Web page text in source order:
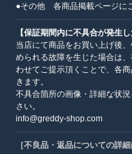
●その他 各商品掲載ページに
【保証期間内に不具合が発生し
当店にて商品をお買い上げ後
められる故障を生じた場合は
わせてご提示頂くことで、各
きます。
不具合箇所の画像・詳細な状
さい。
info@greddy-shop.com
［不良品・返品についての詳細